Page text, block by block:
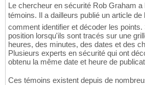
Le chercheur en sécurité Rob Graham
témoins. Il a dailleurs publié un article
comment identifier et décoder les points.
position lorsqu'ils sont tracés sur une
heures, des minutes, des dates et des
Plusieurs experts en sécurité qui ont
obtenu la même date et heure de
Ces témoins existent depuis de